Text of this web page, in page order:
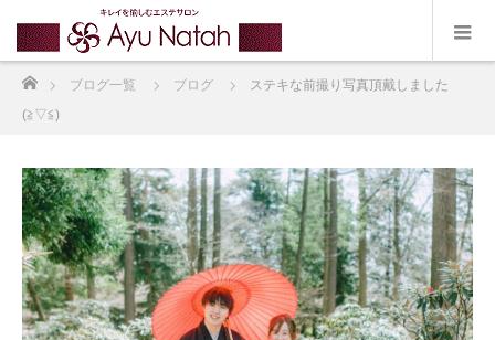
ブログ一覧 ブログ
ステキな前撮り写真頂戴しました
(≧▽≦)